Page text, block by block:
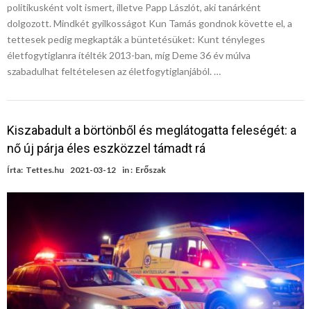
politikusként volt ismert, illetve Papp Lászlót, aki tanárként
dolgozott. Mindkét gyilkosságot Kun Tamás gondnok követte el, a
tettesek pedig megkapták a büntetésüket: Kunt tényleges
életfogytiglanra ítélték 2013-ban, míg Deme 36 év múlva
szabadulhat feltételesen az életfogytiglanjából. …
Kiszabadult a börtönből és meglátogatta feleségét: a
nő új párja éles eszközzel támadt rá
Írta: Tettes.hu 2021-03-12 in : Erőszak